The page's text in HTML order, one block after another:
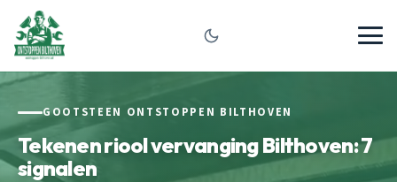
GOOTSTEEN ONTSTOPPEN BILTHOVEN
Tekenen riool vervanging Bilthoven: 7
signalen